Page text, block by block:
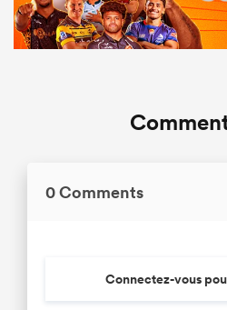
0 Comments
Connectez-vous